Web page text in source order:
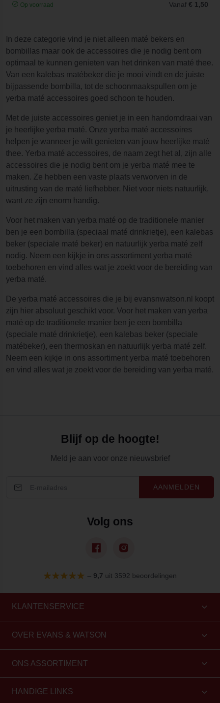
Op voorraad Vanaf € 1,50
In deze categorie vind je niet alleen maté bekers en
bombillas maar ook de accessoires die je nodig bent om
optimaal te kunnen genieten van het drinken van maté thee.
Van een kalebas matébeker die je mooi vindt en de juiste
bijpassende bombilla, tot de schoonmaakspullen om je
yerba maté accessoires goed schoon te houden.
Met de juiste accessoires geniet je in een handomdraai van
je heerlijke yerba maté. Onze yerba maté accessoires
helpen je wanneer je wilt genieten van jouw heerlijke maté
thee. Yerba maté accessoires, de naam zegt het al, zijn alle
accessoires die je nodig bent om je yerba maté mee te
maken. Ze hebben een vaste plaats verworven in de
uitrusting van de maté liefhebber. Niet voor niets natuurlijk,
want ze zijn enorm handig.
Voor het maken van yerba maté op de traditionele manier
ben je een bombilla (speciaal maté drinkrietje), een kalebas
beker (speciale maté beker) en natuurlijk yerba maté zelf
nodig. Neem een kijkje in ons assortiment yerba maté
toebehoren en vind alles wat je zoekt voor de bereiding van
yerba maté.
De yerba maté accessoires die je bij evansnwatson.nl koopt
zijn hier absoluut geschikt voor. Voor het maken van yerba
maté op de traditionele manier ben je een bombilla
(speciale maté drinkrietje), een kalebas beker (speciale
matébeker), een thermoskan en natuurlijk yerba maté zelf.
Neem een kijkje in ons assortiment yerba maté toebehoren
en vind alles wat je zoekt voor de bereiding van yerba maté.
Blijf op de hoogte!
Meld je aan voor onze nieuwsbrief
AANMELDEN
Volg ons
– 9,7 uit 3592 beoordelingen
KLANTENSERVICE
OVER EVANS & WATSON
ONS ASSORTIMENT
HANDIGE LINKS